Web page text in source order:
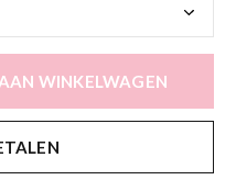
WINKELWAGEN